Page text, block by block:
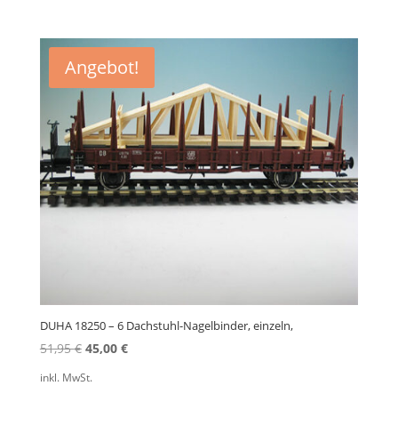
Angebot!
DUHA 18250 – 6 Dachstuhl-Nagelbinder, einzeln,
51,95€ Ursprünglicher
45,00 €Aktueller
inkl. MwSt.